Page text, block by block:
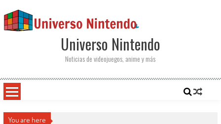
Universo Nintendo
Noticias de videojuegos, anime y más
You are here